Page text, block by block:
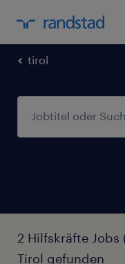
tirol
2 Hilfskräfte
Tirol gefunden